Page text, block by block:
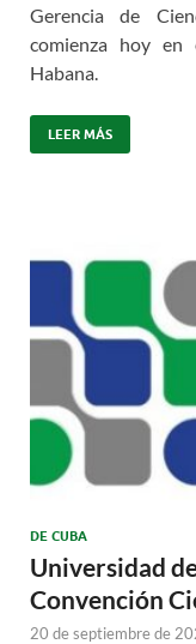
Gerencia de
comienza hoy en
Habana.
LEER MÁS
DE CUBA
Universidad
Convención
20 de septiembre de